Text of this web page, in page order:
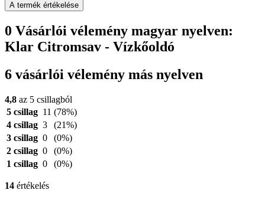
A termék értékelése
0 Vásárlói vélemény magyar nyelven:
Klar Citromsav - Vízkőoldó
6 vásárlói vélemény más nyelven
4,8 az 5 csillagból
5 csillag 11 (78%)
4 csillag 3
(21%)
3 csillag 0
(0%)
2 csillag 0
(0%)
1 csillag 0 (0%)
14 értékelés